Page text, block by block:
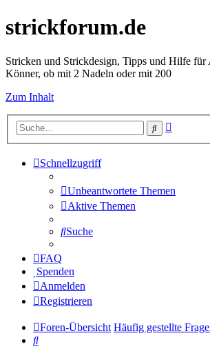
strickforum.de
Stricken und Strickdesign, Tipps und Hilfe für
Könner, ob mit 2 Nadeln oder mit 200
Zum Inhalt
Suche
Schnellzugriff
Unbeantwortete Themen
Aktive Themen
Suche
FAQ
Spenden
Anmelden
Registrieren
Foren-Übersicht Häufig gestellte
Suche